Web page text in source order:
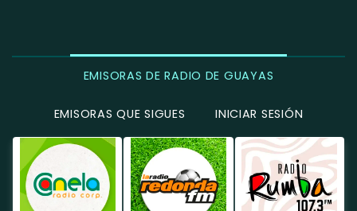
EMISORAS DE RADIO DE GUAYAS
EMISORAS QUE SIGUES INICIAR SESIÓN